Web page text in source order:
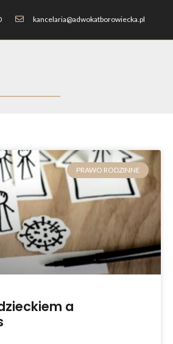
kancelaria@adwokatborowiecka.pl
PRAWO RODZINNE
a